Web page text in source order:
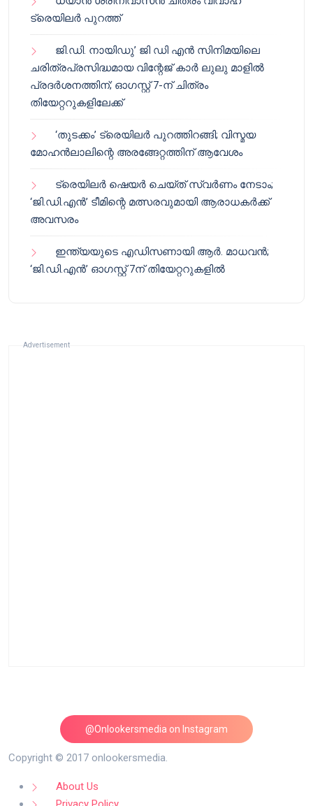
ട്രെയിലർ പുറത്ത്
ജി.ഡി. നായിഡു’ ജി ഡി എൻ സിനിമയിലെ
ചരിത്രപ്രസിദ്ധമായ വിന്റേജ് കാർ ലുലു മാളിൽ
പ്രദർശനത്തിന്; ഓഗസ്റ്റ് 7-ന് ചിത്രം
തിയേറ്ററുകളിലേക്ക്
‘തുടക്കം’ ട്രെയിലർ പുറത്തിറങ്ങി; വിസ്മയ
മോഹൻലാലിന്റെ അരങ്ങേറ്റത്തിന് ആവേശം
ട്രെയിലർ ഷെയർ ചെയ്‌ത് സ്വർണം നേടാം;
‘ജി.ഡി.എൻ’ ടീമിന്റെ മത്സരവുമായി ആരാധകർക്ക്
അവസരം
ഇന്ത്യയുടെ എഡിസണായി ആർ. മാധവൻ;
‘ജി.ഡി.എൻ’ ഓഗസ്റ്റ് 7ന് തിയേറ്ററുകളിൽ
Advertisement
@Onlookersmedia on Instagram
Follow on Instagram
Copyright © 2017 onlookersmedia.
About Us